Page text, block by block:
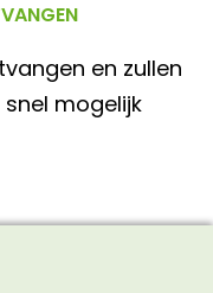
en zullen
mogelijk